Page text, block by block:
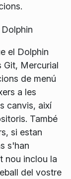
el Dolphin
Git, Mercurial
de menú
a les
canvis, així
També
si estan
s'han
nou inclou la
del vostre